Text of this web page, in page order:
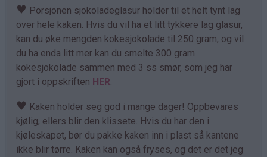
♥ Porsjonen sjokoladeglasur holder til et helt tynt lag
over hele kaken. Hvis du vil ha et litt tykkere lag glasur,
kan du øke mengden kokesjokolade til 250 gram, og vil
du ha enda litt mer kan du smelte 300 gram
kokesjokolade sammen med 3 ss smør, som jeg har
gjort i oppskriften HER.
♥ Kaken holder seg god i mange dager! Oppbevares
kjølig, ellers blir den klissete. Hvis du har den i
kjøleskapet, bør du pakke kaken inn i plast så kantene
ikke blir tørre. Kaken kan også fryses, og det er det jeg